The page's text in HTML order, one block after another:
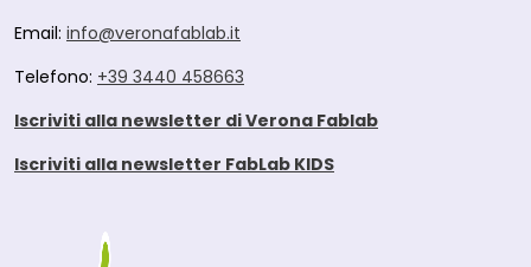
Email: info@veronafablab.it
Telefono: +39 3440 458663
Iscriviti alla newsletter di Verona Fablab
Iscriviti alla newsletter FabLab KIDS